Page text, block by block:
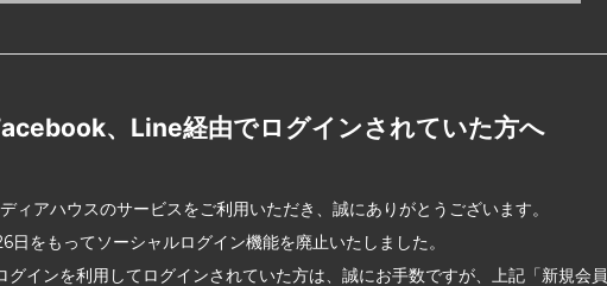
、Line経由でログインされていた方へ
ィアハウスのサービスをご利用いただき、誠にありがとうございます。
日をもってソーシャルログイン機能を廃止いたしました。
グインを利用してログインされていた方は、誠にお手数ですが、上記「新規会員